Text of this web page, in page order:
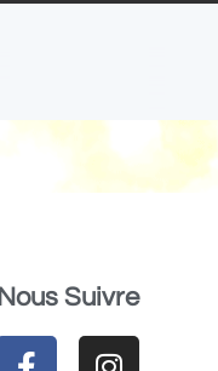
Nous Suivre